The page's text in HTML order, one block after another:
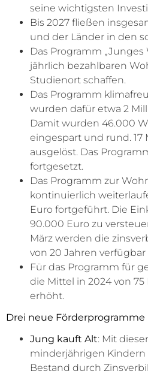
seine wichtigsten
Bis 2027 fließen
und der Länder in den
Das Programm
jährlich bezahlbaren
Studienort schaffen.
Das Programm
wurden dafür etwa 2
Damit wurden 46.000
eingespart und rund. 17
ausgelöst. Das
fortgesetzt.
Das Programm zur
kontinuierlich
Euro fortgeführt. Die
90.000 Euro zu
März werden die
von 20 Jahren verfügbar
Für das Programm für
die Mittel in 2024 von
erhöht.
Drei neue Förderprogramme
Jung kauft Alt: Mit
minderjährigen
Bestand durch